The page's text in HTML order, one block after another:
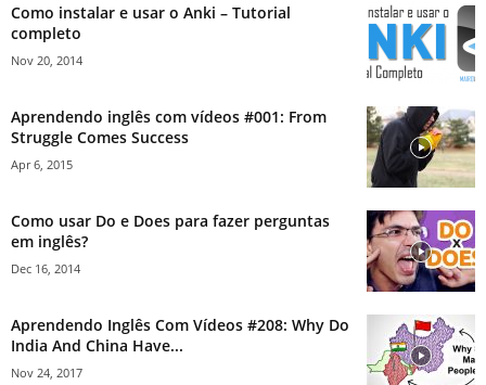
Como instalar e usar o Anki – Tutorial
completo
Nov 20, 2014
Aprendendo inglês com vídeos #001: From
Struggle Comes Success
Apr 6, 2015
Como usar Do e Does para fazer perguntas
em inglês?
Dec 16, 2014
Aprendendo Inglês Com Vídeos #208: Why Do
India And China Have...
Nov 24, 2017